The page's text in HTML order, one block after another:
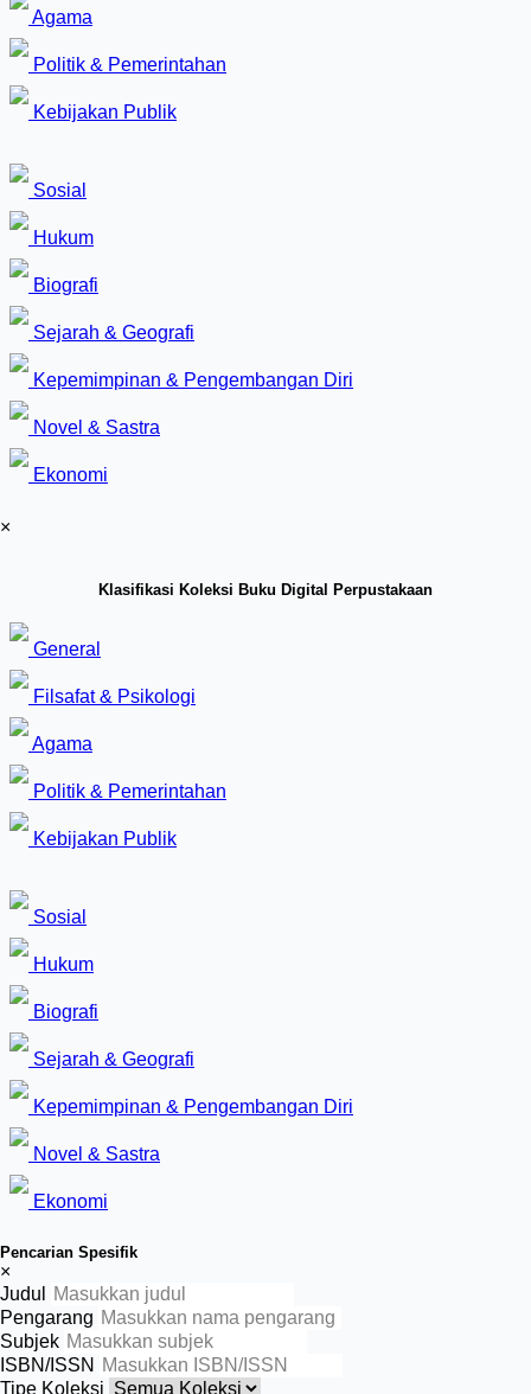
Agama
Politik & Pemerintahan
Kebijakan Publik
Sosial
Hukum
Biografi
Sejarah & Geografi
Kepemimpinan & Pengembangan Diri
Novel & Sastra
Ekonomi
×
Klasifikasi Koleksi Buku Digital Perpustakaan
General
Filsafat & Psikologi
Agama
Politik & Pemerintahan
Kebijakan Publik
Sosial
Hukum
Biografi
Sejarah & Geografi
Kepemimpinan & Pengembangan Diri
Novel & Sastra
Ekonomi
Pencarian Spesifik
×
Judul
Pengarang
Subjek
ISBN/ISSN
Tipe Koleksi